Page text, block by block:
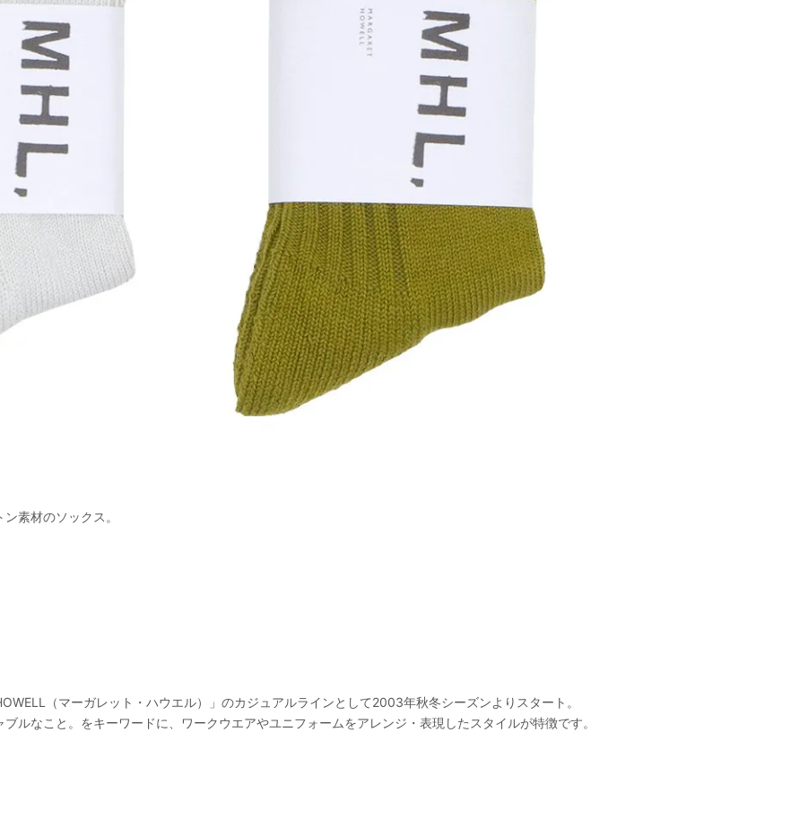
素材のソックス。
（マーガレット・ハウエル）」のカジュアルラインとして2003年秋冬シーズンよりスタート。
ルなこと。をキーワードに、ワークウエアやユニフォームをアレンジ・表現したスタイルが特徴です。